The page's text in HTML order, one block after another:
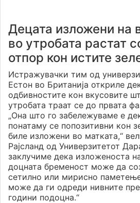
Децата изложени на
во утробата растат
отпор кон истите
Истражувачки тим од
Естон во Британија откриле
одбивностите кон вкусовите
утробата траат се до првата
„Она што го забележуваме е
понатаму се попозитивни кон
биле изложени во матката,“
Рајсланд од Универзитетот
заклучиме дека изложеноста
доцната бременост може да
сетилно или мирисно
може да ги одреди нивните
години подоцна.“